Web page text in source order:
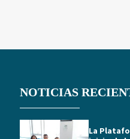
NOTICIAS
La